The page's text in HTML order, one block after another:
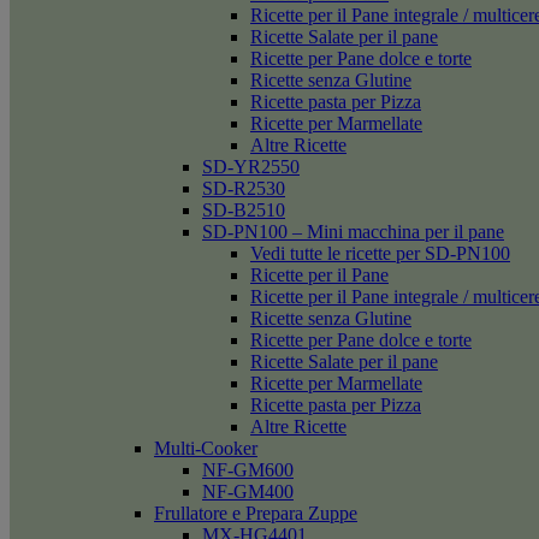
Ricette per il Pane integrale /
Ricette Salate per il pane
Ricette per Pane dolce e torte
Ricette senza Glutine
Ricette pasta per Pizza
Ricette per Marmellate
Altre Ricette
SD-YR2550
SD-R2530
SD-B2510
SD-PN100 – Mini macchina per il pane
Vedi tutte le ricette per SD-PN100
Ricette per il Pane
Ricette per il Pane integrale /
Ricette senza Glutine
Ricette per Pane dolce e torte
Ricette Salate per il pane
Ricette per Marmellate
Ricette pasta per Pizza
Altre Ricette
Multi-Cooker
NF-GM600
NF-GM400
Frullatore e Prepara Zuppe
MX-HG4401